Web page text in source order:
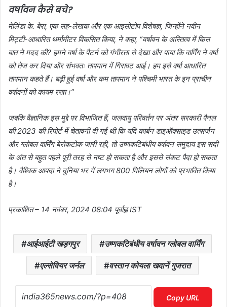
वर्षावन कैसे बचे?
मेलिंडा के. बेरा, एक सह-लेखक और एक आइसोटोप विशेषज्ञ, जिन्होंने नवीन
मिट्टी-आधारित थर्मामीटर विकसित किया, ने कहा, “वर्षावन के अस्तित्व में किस
बात ने मदद की? हमने वर्षा के पैटर्न को गंभीरता से देखा और पाया कि वार्मिंग ने वर्षा
को तेज कर दिया और संभवतः तापमान में गिरावट आई। हम इसे वर्षा आधारित
तापमान कहते हैं। बढ़ी हुई वर्षा और कम तापमान ने पश्चिमी भारत के इन प्राचीन
वर्षावनों को कायम रखा।”
जबकि वैज्ञानिक इस मुद्दे पर विभाजित हैं, जलवायु परिवर्तन पर अंतर सरकारी पैनल
की 2023 की रिपोर्ट में चेतावनी दी गई थी कि यदि कार्बन डाइऑक्साइड उत्सर्जन
और ग्लोबल वार्मिंग बेरोकटोक जारी रही, तो उष्णकटिबंधीय वर्षावन समुदाय इस सदी
के अंत से बहुत पहले पूरी तरह से नष्ट हो सकता है और इससे संकट पैदा हो सकता
है। वैश्विक आपदा ने दुनिया भर में लगभग 800 मिलियन लोगों को प्रभावित किया
है।
प्रकाशित– 14 नवंबर, 2024 08:04 पूर्वाह्न IST
आईआईटी खड़गपुर उष्णकटिबंधीय वर्षावन ग्लोबल वार्मिंग
एल्सेवियर जर्नल वस्तान कोयला खदानें गुजरात
Copy URL